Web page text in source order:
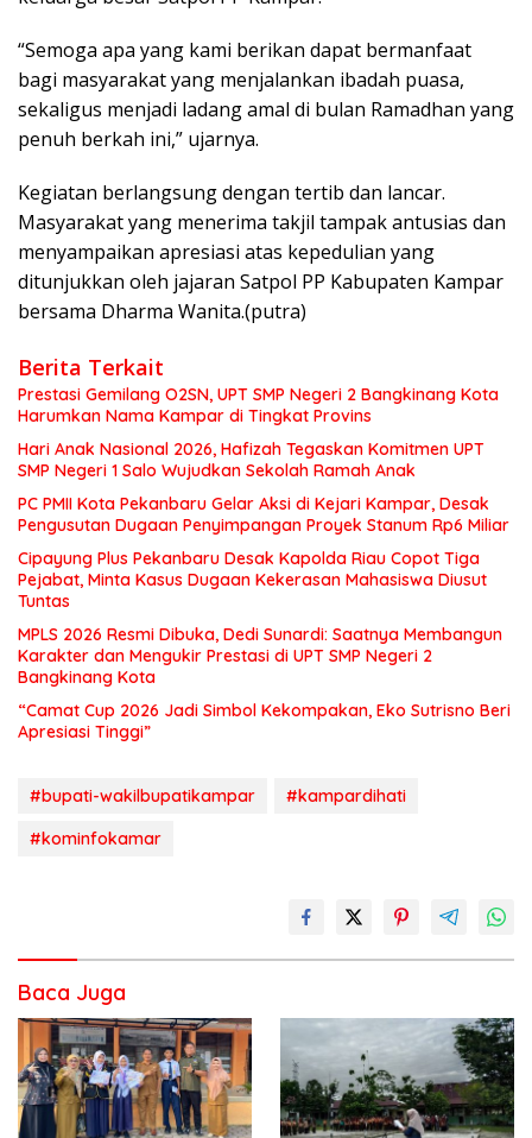
“Semoga apa yang kami berikan dapat bermanfaat
bagi masyarakat yang menjalankan ibadah puasa,
sekaligus menjadi ladang amal di bulan Ramadhan yang
penuh berkah ini,” ujarnya.
Kegiatan berlangsung dengan tertib dan lancar.
Masyarakat yang menerima takjil tampak antusias dan
menyampaikan apresiasi atas kepedulian yang
ditunjukkan oleh jajaran Satpol PP Kabupaten Kampar
bersama Dharma Wanita.(putra)
Berita Terkait
Prestasi Gemilang O2SN, UPT SMP Negeri 2 Bangkinang Kota
Harumkan Nama Kampar di Tingkat Provins
Hari Anak Nasional 2026, Hafizah Tegaskan Komitmen UPT
SMP Negeri 1 Salo Wujudkan Sekolah Ramah Anak
PC PMII Kota Pekanbaru Gelar Aksi di Kejari Kampar, Desak
Pengusutan Dugaan Penyimpangan Proyek Stanum Rp6 Miliar
Cipayung Plus Pekanbaru Desak Kapolda Riau Copot Tiga
Pejabat, Minta Kasus Dugaan Kekerasan Mahasiswa Diusut
Tuntas
MPLS 2026 Resmi Dibuka, Dedi Sunardi: Saatnya Membangun
Karakter dan Mengukir Prestasi di UPT SMP Negeri 2
Bangkinang Kota
“Camat Cup 2026 Jadi Simbol Kekompakan, Eko Sutrisno Beri
Apresiasi Tinggi”
#bupati-wakilbupatikampar
#kampardihati
#kominfokamar
Baca Juga